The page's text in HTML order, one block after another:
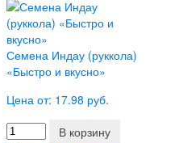
Семена Индау (руккола)
«Быстро и вкусно»
Цена от: 17.98 руб.
В корзину